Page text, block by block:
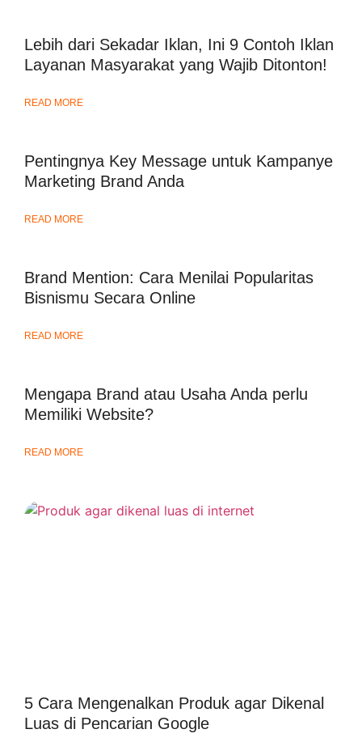
Lebih dari Sekadar Iklan, Ini 9 Contoh Iklan
Layanan Masyarakat yang Wajib Ditonton!
READ MORE
Pentingnya Key Message untuk Kampanye
Marketing Brand Anda
READ MORE
Brand Mention: Cara Menilai Popularitas
Bisnismu Secara Online
READ MORE
Mengapa Brand atau Usaha Anda perlu
Memiliki Website?
READ MORE
5 Cara Mengenalkan Produk agar Dikenal
Luas di Pencarian Google